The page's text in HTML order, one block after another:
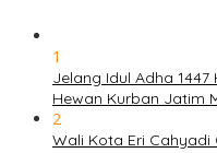
1
Jelang Idul Adha
Hewan Kurban Jatim
2
Wali Kota Eri Cahyadi